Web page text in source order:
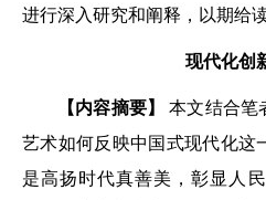
进行深入研究和阐释，以期给
现代化创
【内容摘要】
本文结合笔
艺术如何反映中国式现代化这
是高扬时代真善美，彰显人